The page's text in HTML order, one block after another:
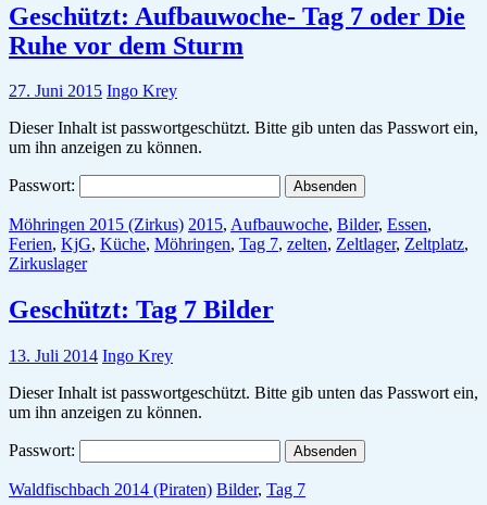
Geschützt: Aufbauwoche- Tag 7 oder Die
Ruhe vor dem Sturm
27. Juni 2015 Ingo Krey
Dieser Inhalt ist passwortgeschützt. Bitte gib unten das Passwort ein,
um ihn anzeigen zu können.
Passwort:
Möhringen 2015 (Zirkus) 2015, Aufbauwoche, Bilder, Essen,
Ferien, KjG, Küche, Möhringen, Tag 7, zelten, Zeltlager, Zeltplatz,
Zirkuslager
Geschützt: Tag 7 Bilder
13. Juli 2014 Ingo Krey
Dieser Inhalt ist passwortgeschützt. Bitte gib unten das Passwort ein,
um ihn anzeigen zu können.
Passwort:
Waldfischbach 2014 (Piraten) Bilder, Tag 7